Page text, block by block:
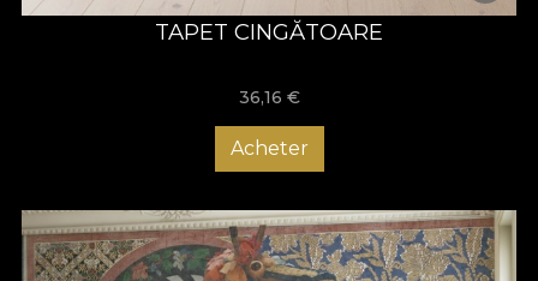
TAPET CINGĂTOARE
36,16 €
Acheter